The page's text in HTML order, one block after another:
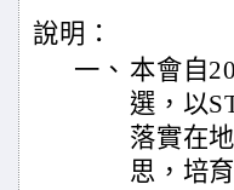
說明：
一、 本會自
選，以
落實在
思，培